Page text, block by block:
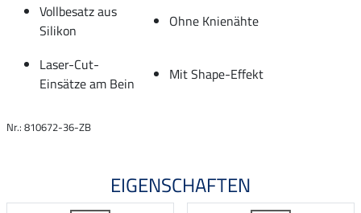
Vollbesatz aus
Silikon
Ohne Knienähte
Laser-Cut-
Einsätze am Bein
Mit Shape-Effekt
Nr.: 810672-36-ZB
EIGENSCHAFTEN